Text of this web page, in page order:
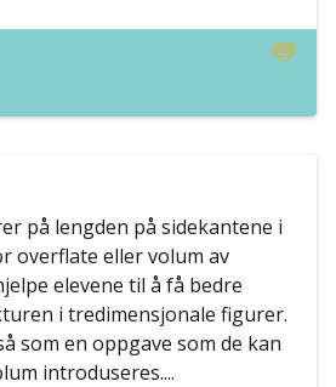
på lengden på sidekantene i
overflate eller volum av
elevene til å få bedre
i tredimensjonale figurer.
som en oppgave som de kan
introduseres....